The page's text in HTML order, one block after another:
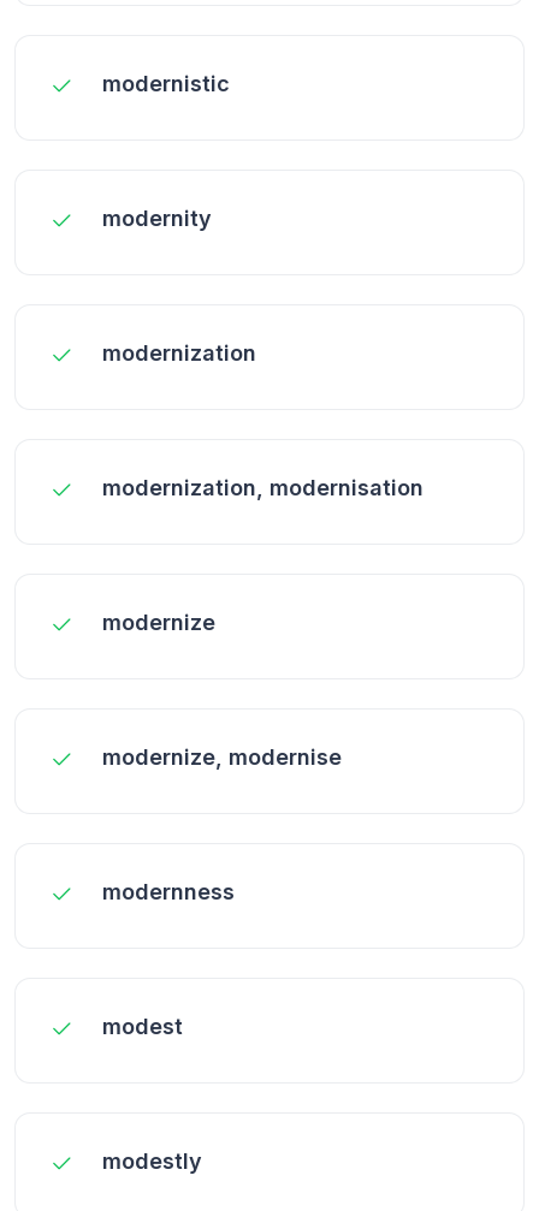
modernistic
modernity
modernization
modernization, modernisation
modernize
modernize, modernise
modernness
modest
modestly